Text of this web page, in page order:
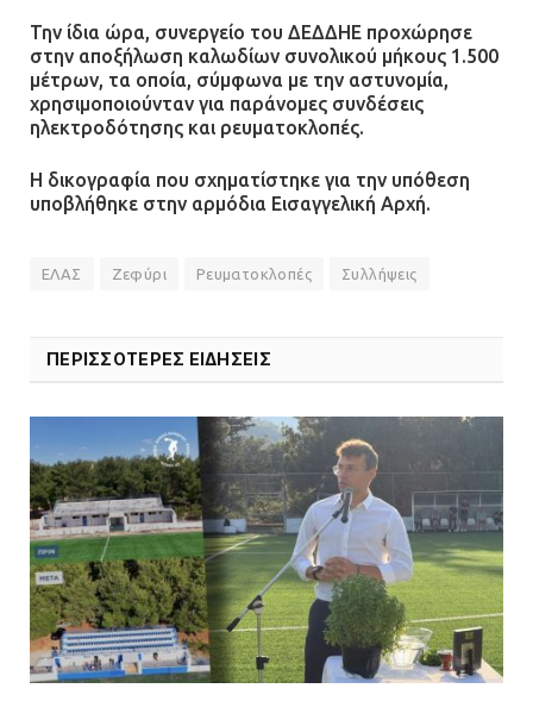
Την ίδια ώρα, συνεργείο του ΔΕΔΔΗΕ προχώρησε
στην αποξήλωση καλωδίων συνολικού μήκους 1.500
μέτρων, τα οποία, σύμφωνα με την αστυνομία,
χρησιμοποιούνταν για παράνομες συνδέσεις
ηλεκτροδότησης και ρευματοκλοπές.
Η δικογραφία που σχηματίστηκε για την υπόθεση
υποβλήθηκε στην αρμόδια Εισαγγελική Αρχή.
ΕΛΑΣ Ζεφύρι Ρευματοκλοπές Συλλήψεις
ΠΕΡΙΣΣΟΤΕΡΕΣ ΕΙΔΗΣΕΙΣ